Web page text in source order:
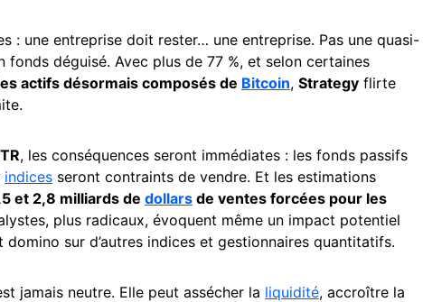
: une entreprise doit rester… une entreprise. Pas une quasi-
fonds déguisé. Avec plus de 77 %, et selon certaines
actifs désormais composés de Bitcoin, Strategy flirte
, les conséquences seront immédiates : les fonds passifs
indices seront contraints de vendre. Et les estimations
et 2,8 milliards de dollars de ventes forcées pour les
plus radicaux, évoquent même un impact potentiel
domino sur d’autres indices et gestionnaires quantitatifs.
jamais neutre. Elle peut assécher la liquidité, accroître la